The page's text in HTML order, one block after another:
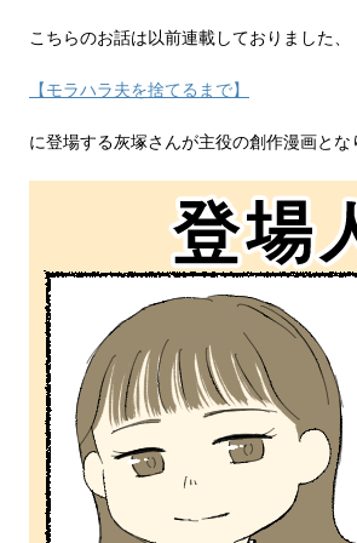
こちらのお話は以前連載しておりました、
【モラハラ夫を捨てるまで】
に登場する灰塚さんが主役の創作漫画とな